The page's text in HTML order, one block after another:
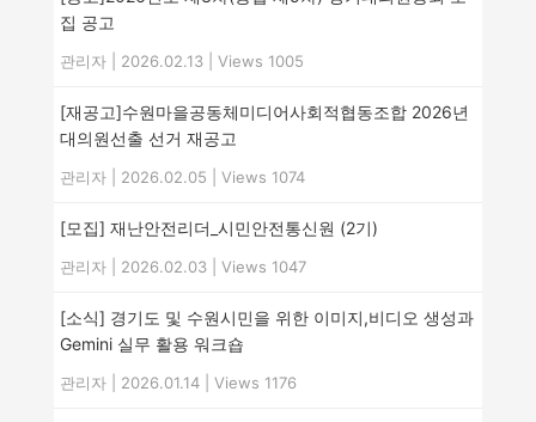
집 공고
관리자 2026.02.13 Views 1005
[재공고]수원마을공동체미디어사회적협동조합 2026년
대의원선출 선거 재공고
관리자 2026.02.05 Views 1074
[모집] 재난안전리더_시민안전통신원 (2기)
관리자 2026.02.03 Views 1047
[소식] 경기도 및 수원시민을 위한 이미지,비디오 생성과
Gemini 실무 활용 워크숍
관리자 2026.01.14 Views 1176